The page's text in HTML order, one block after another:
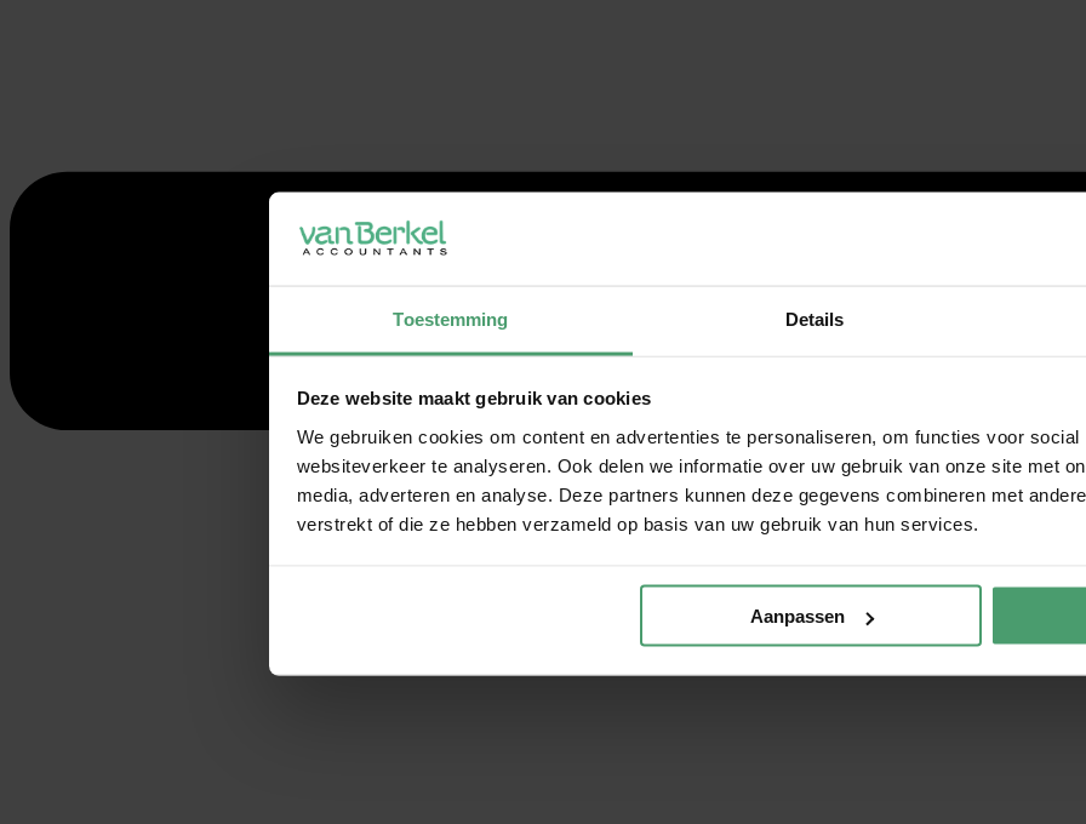
Toestemming Details
Deze website maakt gebruik van cookies
We gebruiken cookies om content en advertenties te personaliseren, om functies voor
websiteverkeer te analyseren. Ook delen we informatie over uw gebruik van onze site met
media, adverteren en analyse. Deze partners kunnen deze gegevens combineren met
verstrekt of die ze hebben verzameld op basis van uw gebruik van hun services.
Aanpassen